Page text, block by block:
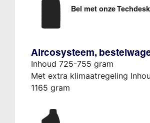
Bel met onze Techdesk
Aircosysteem,
Inhoud 725-755 gram
Met extra klimaatregeling
1165 gram